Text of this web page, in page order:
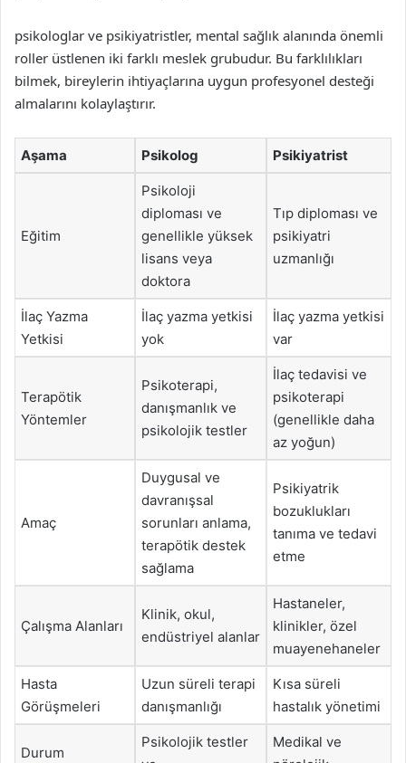
psikologlar ve psikiyatristler, mental sağlık alanında önemli
roller üstlenen iki farklı meslek grubudur. Bu farklılıkları
bilmek, bireylerin ihtiyaçlarına uygun profesyonel desteği
almalarını kolaylaştırır.
Aşama Psikolog Psikiyatrist
Eğitim
Psikoloji
diploması ve
genellikle yüksek
lisans veya
doktora
Tıp diploması ve
psikiyatri
uzmanlığı
İlaç Yazma
Yetkisi
İlaç yazma yetkisi
yok
İlaç yazma yetkisi
var
Terapötik
Yöntemler
Psikoterapi,
danışmanlık ve
psikolojik testler
İlaç tedavisi ve
psikoterapi
(genellikle daha
az yoğun)
Amaç
Duygusal ve
davranışsal
sorunları anlama,
terapötik destek
sağlama
Psikiyatrik
bozuklukları
tanıma ve tedavi
etme
Çalışma Alanları
Klinik, okul,
endüstriyel alanlar
Hastaneler,
klinikler, özel
muayenehaneler
Hasta
Görüşmeleri
Uzun süreli terapi
danışmanlığı
Kısa süreli
hastalık yönetimi
Durum
Psikolojik testler
Medikal ve